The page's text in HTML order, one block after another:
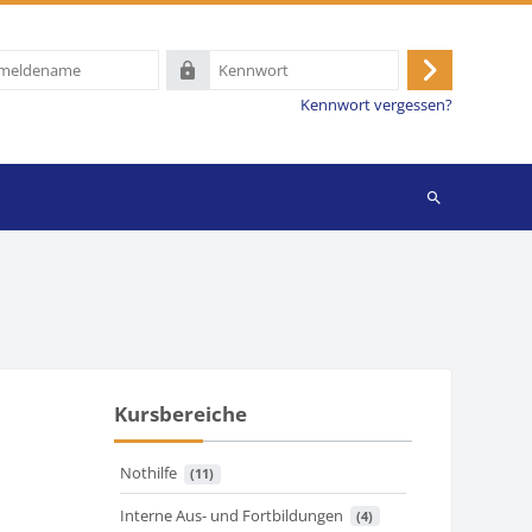
Kennwort
Anmelden
Kennwort vergessen?
Suchen
Kursbereiche
Nothilfe (11)
Interne Aus- und Fortbildungen (4)